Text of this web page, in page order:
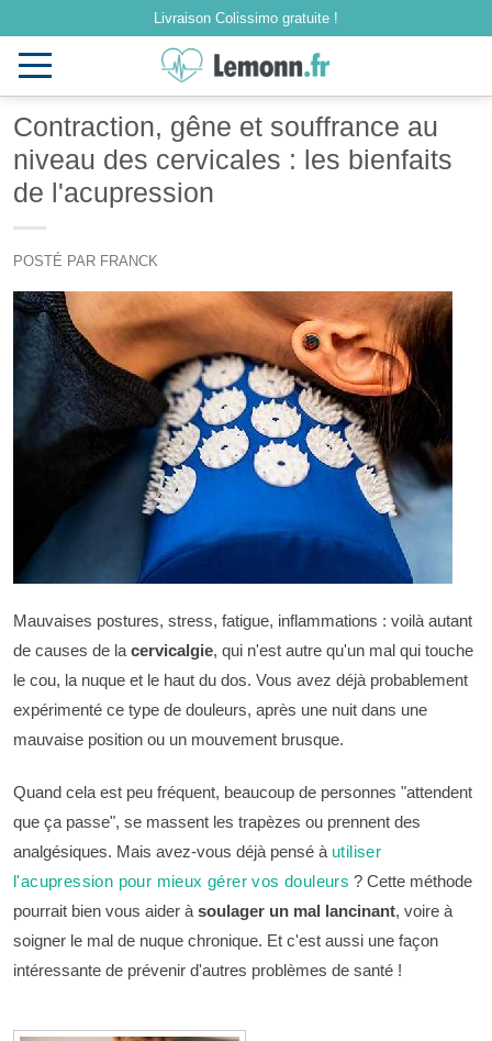
Livraison Colissimo gratuite !
Toggle
Contraction, gêne et souffrance au
niveau des cervicales : les bienfaits
de l'acupression
POSTÉ PAR FRANCK
Mauvaises postures, stress, fatigue, inflammations : voilà autant
de causes de la cervicalgie, qui n'est autre qu'un mal qui touche
le cou, la nuque et le haut du dos. Vous avez déjà probablement
expérimenté ce type de douleurs, après une nuit dans une
mauvaise position ou un mouvement brusque.
Quand cela est peu fréquent, beaucoup de personnes "attendent
que ça passe", se massent les trapèzes ou prennent des
analgésiques. Mais avez-vous déjà pensé à utiliser
l'acupression pour mieux gérer vos douleurs ? Cette méthode
pourrait bien vous aider à soulager un mal lancinant, voire à
soigner le mal de nuque chronique. Et c'est aussi une façon
intéressante de prévenir d'autres problèmes de santé !